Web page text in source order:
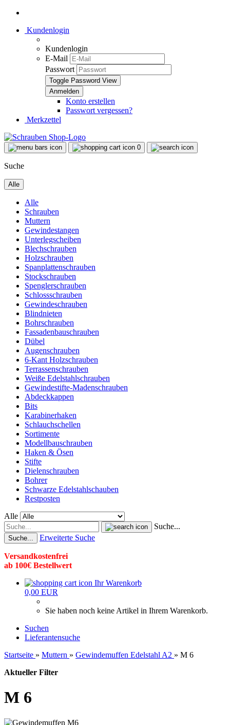
Kundenlogin
Kundenlogin
E-Mail
Passwort
Toggle Password View
Konto erstellen
Passwort vergessen?
Merkzettel
0
Suche
Alle
Alle
Schrauben
Muttern
Gewindestangen
Unterlegscheiben
Blechschrauben
Holzschrauben
Spanplattenschrauben
Stockschrauben
Spenglerschrauben
Schlossschrauben
Gewindeschrauben
Blindnieten
Bohrschrauben
Fassadenbauschrauben
Dübel
Augenschrauben
6-Kant Holzschrauben
Terrassenschrauben
Weiße Edelstahlschrauben
Gewindestifte-Madenschrauben
Abdeckkappen
Bits
Karabinerhaken
Schlauchschellen
Sortimente
Modellbauschrauben
Haken & Ösen
Stifte
Dielenschrauben
Bohrer
Schwarze Edelstahlschauben
Restposten
Alle
Suche...
Suche... Erweiterte Suche
Versandkostenfrei
ab 100€ Bestellwert
Ihr Warenkorb
0,00 EUR
Sie haben noch keine Artikel in Ihrem Warenkorb.
Suchen
Lieferantensuche
Startseite » Muttern » Gewindemuffen Edelstahl A2 » M 6
Aktueller Filter
M 6